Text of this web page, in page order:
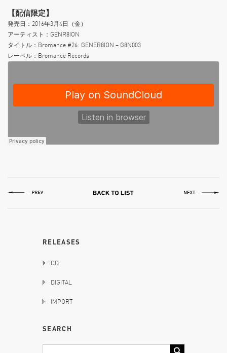
【配信限定】
発売日：2016年3月4日（金）
アーティスト：GENR8ION
タイトル：Bromance #26: GENER8ION – G8N003
レーベル：Bromance Records
RELEASES
CD
DIGITAL
IMPORT
SEARCH